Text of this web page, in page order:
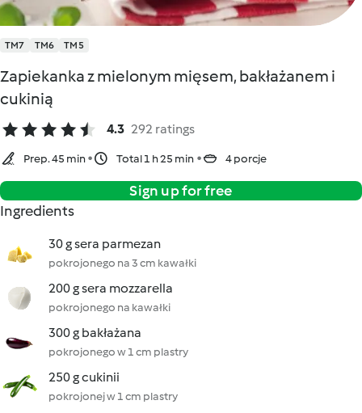
TM7 TM6 TM5
Zapiekanka z mielonym mięsem, bakłażanem i
cukinią
4.3 292 ratings
Prep. 45 min Total 1 h 25 min 4 porcje
Sign up for free
Ingredients
30 g sera parmezan
pokrojonego na 3 cm kawałki
200 g sera mozzarella
pokrojonego na kawałki
300 g bakłażana
pokrojonego w 1 cm plastry
250 g cukinii
pokrojonej w 1 cm plastry